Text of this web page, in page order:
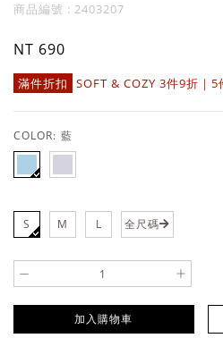
商品編號 : 2403207
NT 690
滿件折扣 SOFT & COZY 3件9折｜
COLOR: 藍
S M L 全尺碼
- +
加入購物車